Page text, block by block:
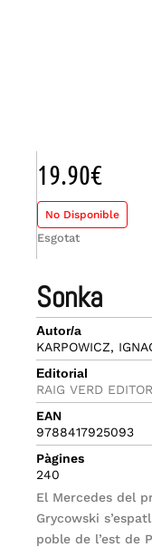
sonka
Autor/a
KARPOWICZ,
Editorial
RAIG VERD
EAN
9788417925093
Pàgines
240
El Mercedes del
Grycowski
poble de l’est de
19.90€
No Disponible
Esgotat